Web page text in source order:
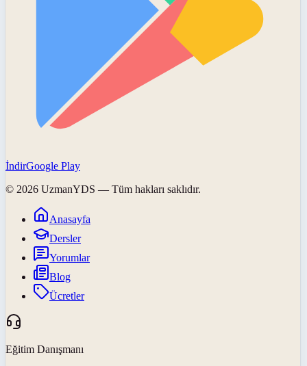
İndirGoogle Play
© 2026 UzmanYDS — Tüm hakları saklıdır.
Anasayfa
Dersler
Yorumlar
Blog
Ücretler
Eğitim Danışmanı